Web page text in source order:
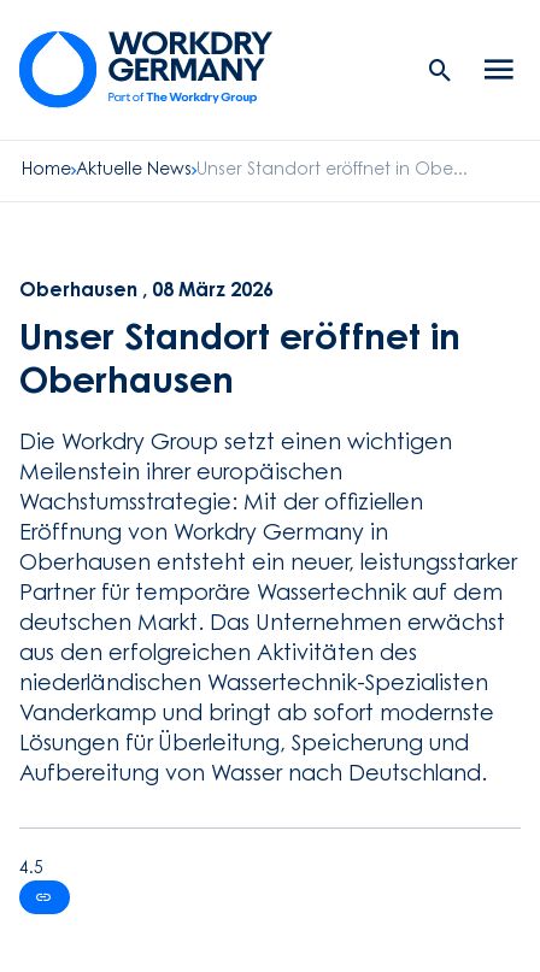
Search
Home Aktuelle News Unser Standort eröffnet in Obe...
Oberhausen , 08 März 2026
Unser Standort eröffnet in
Oberhausen
Die Workdry Group setzt einen wichtigen
Meilenstein ihrer europäischen
Wachstumsstrategie: Mit der offiziellen
Eröffnung von Workdry Germany in
Oberhausen entsteht ein neuer, leistungsstarker
Partner für temporäre Wassertechnik auf dem
deutschen Markt. Das Unternehmen erwächst
aus den erfolgreichen Aktivitäten des
niederländischen Wassertechnik-Spezialisten
Vanderkamp und bringt ab sofort modernste
Lösungen für Überleitung, Speicherung und
Aufbereitung von Wasser nach Deutschland.
4.5